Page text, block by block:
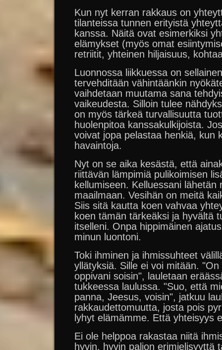
Kun nyt kerran rakkaus on
tilanteissa tunnen erityistä
kanssa. Näitä ovat esimerkiksi
elämykset (myös omat
retriitit, yhteinen hiljaisuus,
Luonnossa liikkuessa on
tervehditään vähintäänkin
vaihdetaan muutama sana
vaikeudesta. Silloin tulee
on myös tärkeä turvallisuutta
huolenpitoa kanssakulkijoista.
voivat jopa pelastaa henkiä, kun
havaintoja.
Nyt on se aika kesästä, että
riittävän lämpimiä pulikoimisen
kellumiseen. Kelluessani lähetän
maailmaan. Vesihän on meitä
Siis sitä kautta koen vahvaa
koen tämän tärkeäksi ja hyvältä
itselleni. Onpa hippimäinen
minun luontoni.
Toki ihminen ja ihmissuhteet
yllätyksiä. Sille ei voi mitään.
oppivani soisin", lauletaan
tukkeessa laulussa. "Suo, että
panna, Jeesus, voisin", jatkuu
rakkaudettomuutta, josta pois
lyhyt elämämme. Että yhteisyys
Ei ole helppoa rakastaa niitä
hyvin, hyvin paljon erimielisyyttä